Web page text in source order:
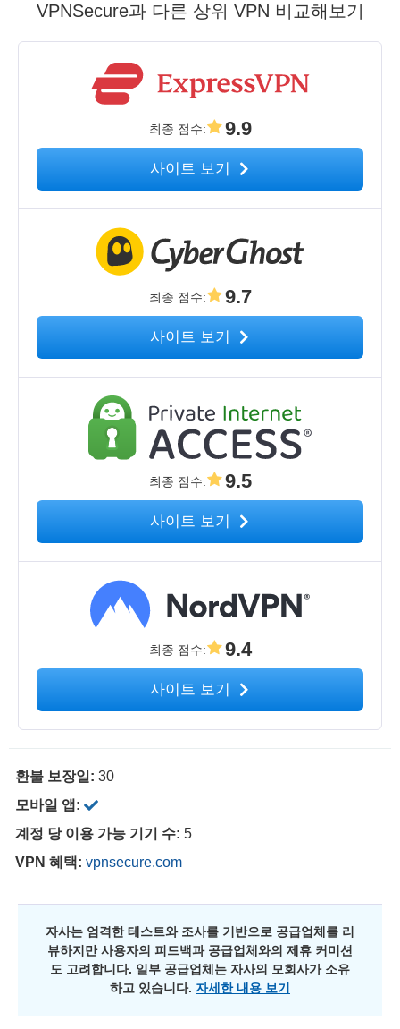
VPNSecure과 다른 상위 VPN 비교해보기
최종 점수: 9.9
사이트 보기
최종 점수: 9.7
사이트 보기
최종 점수: 9.5
사이트 보기
최종 점수: 9.4
사이트 보기
환불 보장일: 30
모바일 앱:
계정 당 이용 가능 기기 수: 5
VPN 혜택: vpnsecure.com
자사는 엄격한 테스트와 조사를 기반으로 공급업체를 리
뷰하지만 사용자의 피드백과 공급업체와의 제휴 커미션
도 고려합니다. 일부 공급업체는 자사의 모회사가 소유
하고 있습니다. 자세한 내용 보기